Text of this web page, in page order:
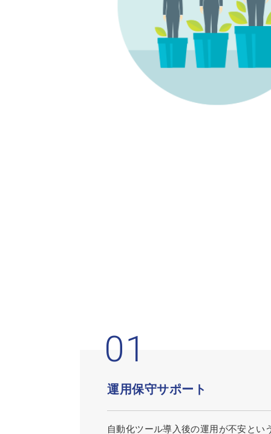
運用保守サポート
自動化ツール導入後の運用が不安とい